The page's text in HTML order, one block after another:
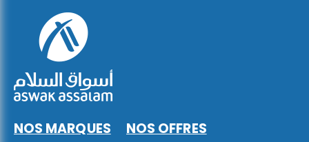
NOS MARQUES NOS OFFRES